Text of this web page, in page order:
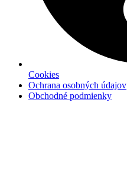
Cookies
Ochrana osobných údajov
Obchodné podmienky